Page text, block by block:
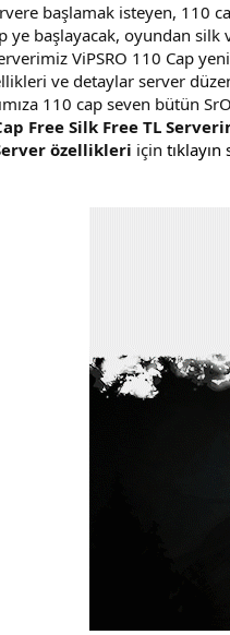
başlamak isteyen, 110
ye başlayacak, oyundan
ViPSRO 110 Cap
ve detaylar server
110 cap seven bütün
Free Silk Free TL
özellikleri için tıklayın